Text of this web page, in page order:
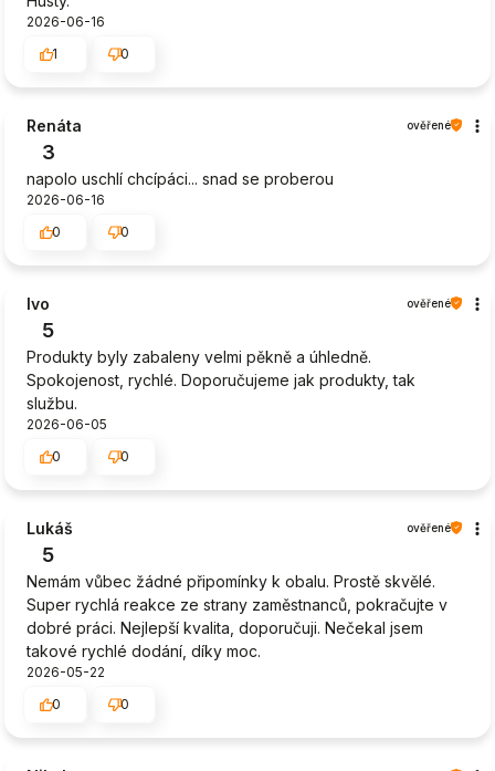
2026-06-16
1
0
Renáta ověřené
3
napolo uschlí chcípáci... snad se proberou
2026-06-16
0
0
Ivo ověřené
5
Produkty byly zabaleny velmi pěkně a úhledně.
Spokojenost, rychlé. Doporučujeme jak produkty, tak
službu.
2026-06-05
0
0
Lukáš ověřené
5
Nemám vůbec žádné připomínky k obalu. Prostě skvělé.
Super rychlá reakce ze strany zaměstnanců, pokračujte v
dobré práci. Nejlepší kvalita, doporučuji. Nečekal jsem
takové rychlé dodání, díky moc.
2026-05-22
0
0